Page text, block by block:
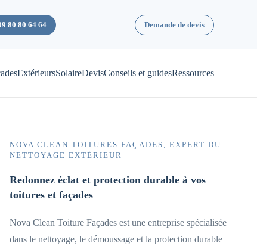
80 80 64 64 Demande de devis
ExtérieursSolaireDevisConseils et guidesRessources
NOVA CLEAN TOITURES FAÇADES, EXPERT DU
NETTOYAGE EXTÉRIEUR
Redonnez éclat et protection durable à vos
toitures et façades
Nova Clean Toiture Façades est une entreprise spécialisée
dans le nettoyage, le démoussage et la protection durable